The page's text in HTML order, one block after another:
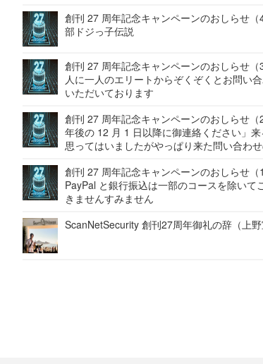
創刊 27 周年記念キャンペーンのおしらせ（
部ドジっ子伝説
創刊 27 周年記念キャンペーンのおしらせ（
人に一人のエリートからぞくぞくとお問い
いただいております
創刊 27 周年記念キャンペーンのおしらせ（
年後の 12 月 1 日以降に御連絡ください」来
思ってはいましたがやっぱり来た問い合わ
創刊 27 周年記念キャンペーンのおしらせ（1
PayPal と銀行振込は一部のコースを除いて
きませんすみません
ScanNetSecurity 創刊27周年御礼の辞（上野